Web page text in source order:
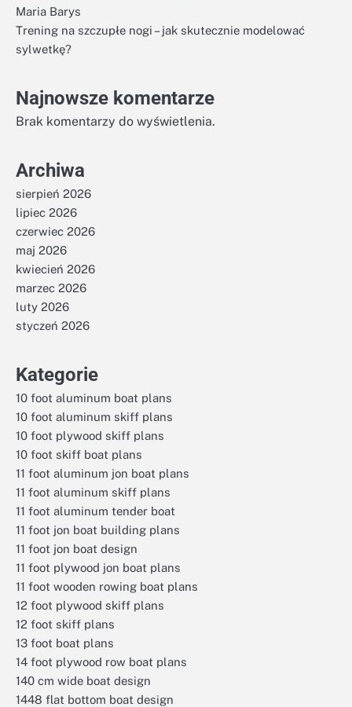
Maria Barys
Trening na szczupłe nogi – jak skutecznie modelować
sylwetkę?
Najnowsze komentarze
Brak komentarzy do wyświetlenia.
Archiwa
sierpień 2026
lipiec 2026
czerwiec 2026
maj 2026
kwiecień 2026
marzec 2026
luty 2026
styczeń 2026
Kategorie
10 foot aluminum boat plans
10 foot aluminum skiff plans
10 foot plywood skiff plans
10 foot skiff boat plans
11 foot aluminum jon boat plans
11 foot aluminum skiff plans
11 foot aluminum tender boat
11 foot jon boat building plans
11 foot jon boat design
11 foot plywood jon boat plans
11 foot wooden rowing boat plans
12 foot plywood skiff plans
12 foot skiff plans
13 foot boat plans
14 foot plywood row boat plans
140 cm wide boat design
1448 flat bottom boat design